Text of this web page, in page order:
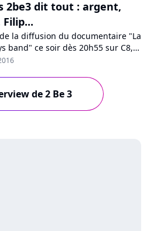
2be3 dit tout : argent,
la diffusion du documentaire "La
band" ce soir dès 20h55 sur C8,
membre des 2be3, a
dit tout sur la folie des années
les tensions au sein du
de 2 Be 3